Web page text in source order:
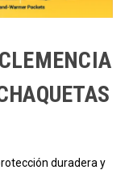
duradera y